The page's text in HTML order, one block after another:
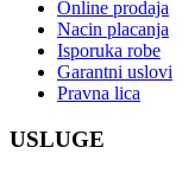
Online prodaja
Nacin placanja
Isporuka robe
Garantni uslovi
Pravna lica
USLUGE